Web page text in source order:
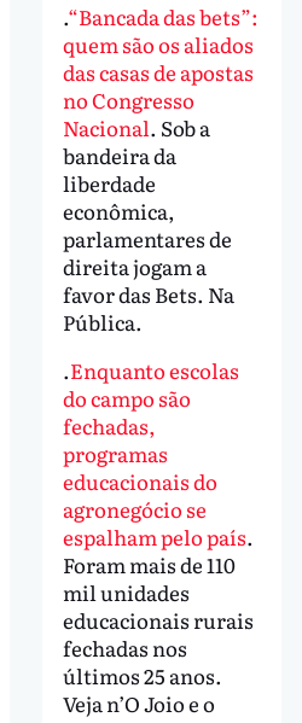
.“Bancada das bets”:
quem são os aliados
das casas de apostas
no Congresso
Nacional. Sob a
bandeira da
liberdade
econômica,
parlamentares de
direita jogam a
favor das Bets. Na
Pública.
.Enquanto escolas
do campo são
fechadas,
programas
educacionais do
agronegócio se
espalham pelo país.
Foram mais de 110
mil unidades
educacionais rurais
fechadas nos
últimos 25 anos.
Veja n’O Joio e o